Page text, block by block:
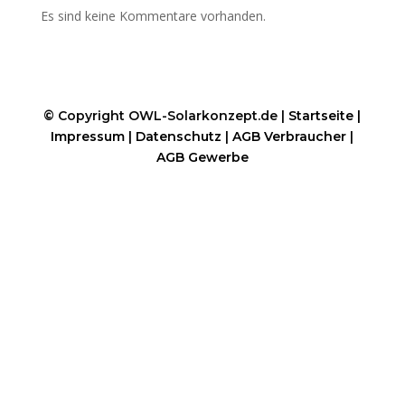
Es sind keine Kommentare vorhanden.
© Copyright OWL-Solarkonzept.de | Startseite |
Impressum | Datenschutz |AGB Verbraucher |
AGB Gewerbe